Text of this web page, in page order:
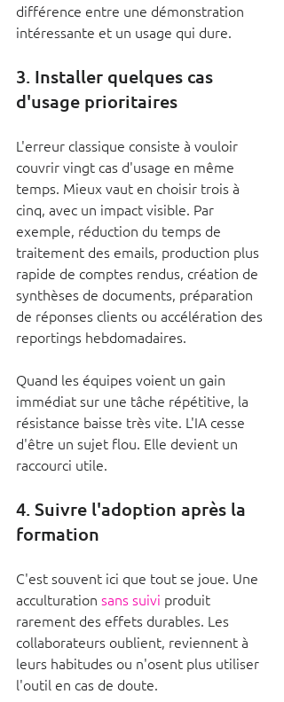
différence entre une démonstration
intéressante et un usage qui dure.
3. Installer quelques cas
d'usage prioritaires
L'erreur classique consiste à vouloir
couvrir vingt cas d'usage en même
temps. Mieux vaut en choisir trois à
cinq, avec un impact visible. Par
exemple, réduction du temps de
traitement des emails, production plus
rapide de comptes rendus, création de
synthèses de documents, préparation
de réponses clients ou accélération des
reportings hebdomadaires.
Quand les équipes voient un gain
immédiat sur une tâche répétitive, la
résistance baisse très vite. L'IA cesse
d'être un sujet flou. Elle devient un
raccourci utile.
4. Suivre l'adoption après la
formation
C'est souvent ici que tout se joue. Une
acculturation sans suivi produit
rarement des effets durables. Les
collaborateurs oublient, reviennent à
leurs habitudes ou n'osent plus utiliser
l'outil en cas de doute.